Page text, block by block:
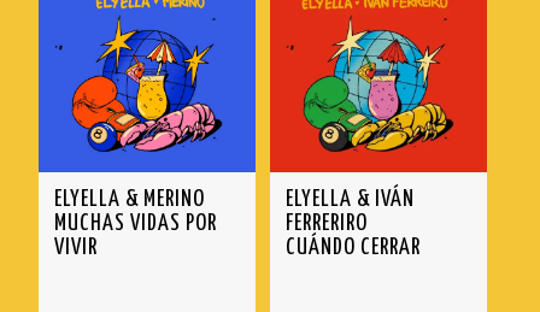
ELYELLA & MERINO
MUCHAS VIDAS POR
VIVIR
ELYELLA & IVÁN
FERRERIRO
CUÁNDO CERRAR